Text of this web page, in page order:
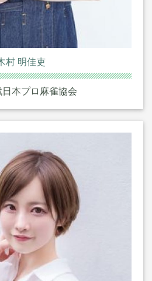
村 明佳吏
本プロ麻雀協会